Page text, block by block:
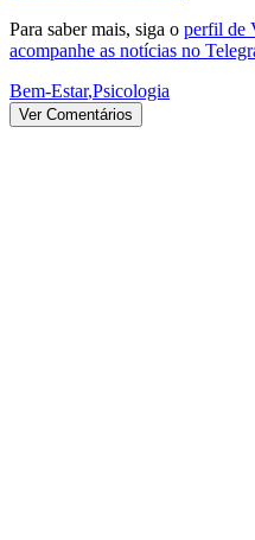
Para saber mais, siga o perfil de
acompanhe as notícias no
Bem-Estar,Psicologia
Ver Comentários